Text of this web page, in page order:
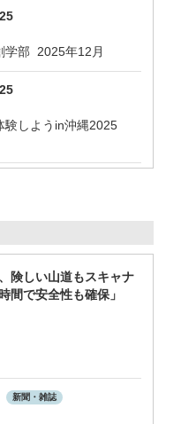
学部 2025年12月
験しようin沖縄2025
険しい山道もスキャナ
間で安全性も確保」
新聞・雑誌